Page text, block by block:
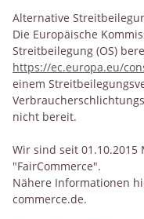
Alternative
Die Europäische
Streitbeilegung (OS)
https://ec.europa.eu/
einem
nicht bereit.
Wir sind seit
"FairCommerce".
Nähere Informationen
commerce.de.